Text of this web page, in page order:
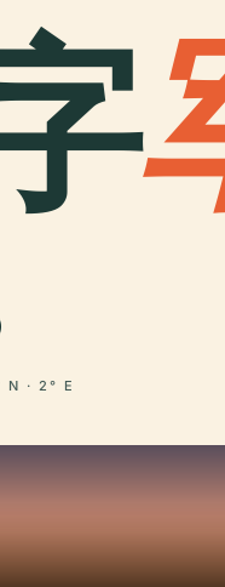
N · 2° E